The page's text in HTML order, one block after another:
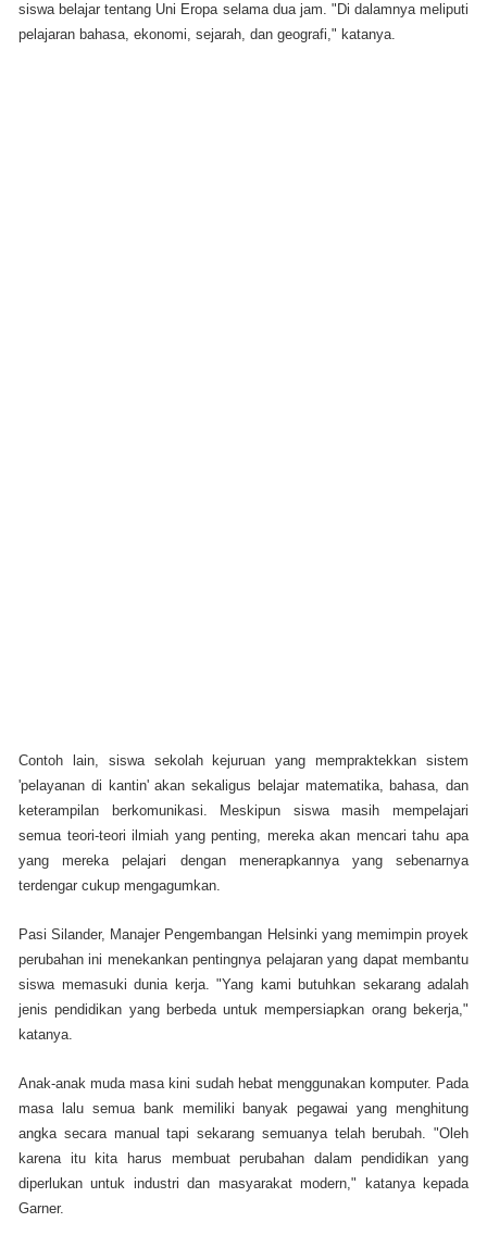
siswa belajar tentang Uni Eropa selama dua jam. "Di dalamnya meliputi
pelajaran bahasa, ekonomi, sejarah, dan geografi," katanya.
Contoh lain, siswa sekolah kejuruan yang mempraktekkan sistem
'pelayanan di kantin' akan sekaligus belajar matematika, bahasa, dan
keterampilan berkomunikasi. Meskipun siswa masih mempelajari
semua teori-teori ilmiah yang penting, mereka akan mencari tahu apa
yang mereka pelajari dengan menerapkannya yang sebenarnya
terdengar cukup mengagumkan.
Pasi Silander, Manajer Pengembangan Helsinki yang memimpin proyek
perubahan ini menekankan pentingnya pelajaran yang dapat membantu
siswa memasuki dunia kerja. "Yang kami butuhkan sekarang adalah
jenis pendidikan yang berbeda untuk mempersiapkan orang bekerja,"
katanya.
Anak-anak muda masa kini sudah hebat menggunakan komputer. Pada
masa lalu semua bank memiliki banyak pegawai yang menghitung
angka secara manual tapi sekarang semuanya telah berubah. "Oleh
karena itu kita harus membuat perubahan dalam pendidikan yang
diperlukan untuk industri dan masyarakat modern," katanya kepada
Garner.